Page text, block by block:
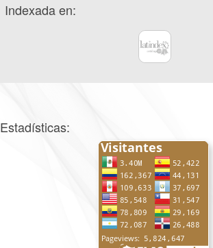
Indexada en:
Estadísticas: